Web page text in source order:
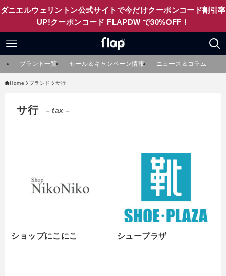
ダニエルウェリントン公式サイトで今だけクーポンコード割引率
UP!クーポンコード FLAPDW で30%OFF！
ブランド一覧 セール＆キャンペーン情報 ニュース＆コラム
Home ブランド サ行
サ行 – tax –
ショップにこにこ シュープラザ